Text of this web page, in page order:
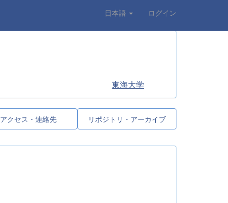
日本語 ログイン
東海大学
アクセス・連絡先 リポジトリ・アーカイブ